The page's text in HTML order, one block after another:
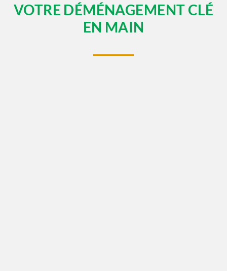
VOTRE DÉMÉNAGEMENT CLÉ
EN MAIN